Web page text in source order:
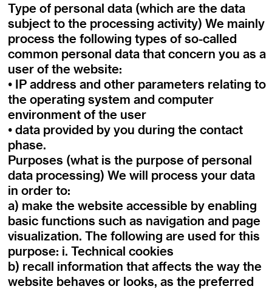
Type of personal data (which are the data
subject to the processing activity) We mainly
process the following types of so-called
common personal data that concern you as a
user of the website:
• IP address and other parameters relating to
the operating system and computer
environment of the user
• data provided by you during the contact
phase.
Purposes (what is the purpose of personal
data processing) We will process your data
in order to:
a) make the website accessible by enabling
basic functions such as navigation and page
visualization. The following are used for this
purpose: i. Technical cookies
b) recall information that affects the way the
website behaves or looks, as the preferred